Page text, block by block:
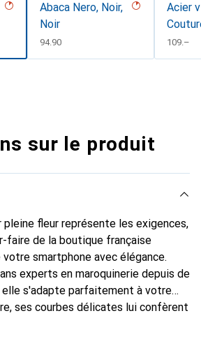
Abaca Nero, Noir,
Noir
CHF
94.90
Acier
CHF
109.–
sur le produit
fleur représente les exigences,
faire de la boutique française
smartphone avec élégance.
experts en maroquinerie depuis de
elle s'adapte parfaitement à votre
ses courbes délicates lui confèrent
votre smartphone. Reconnaître